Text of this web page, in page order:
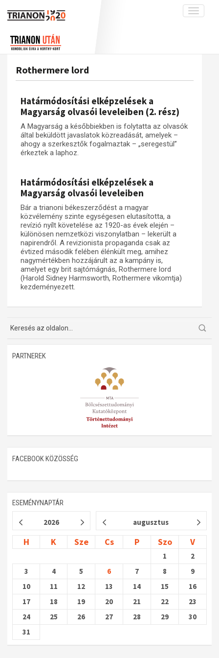
Toggle
interpretációk
A békerendszer megszilárdulása
Utókor és emlékezet
Galéria
Adatbázis
Emlékművek (feltöltés alatt)
Visszhang
Publikációk
Trianon-kommentár
A trianoni szerződés
Műhelymunkák
Rothermere lord
Határmódosítási elképzelések a
Magyarság olvasói leveleiben (2. rész)
A Magyarság a későbbiekben is folytatta az olvasók
által beküldött javaslatok közreadását, amelyek –
ahogy a szerkesztők fogalmaztak – „seregestül”
érkeztek a laphoz.
Határmódosítási elképzelések a
Magyarság olvasói leveleiben
Bár a trianoni békeszerződést a magyar
közvélemény szinte egységesen elutasította, a
revízió nyílt követelése az 1920-as évek elején –
különösen nemzetközi viszonylatban – lekerült a
napirendről. A revizionista propaganda csak az
évtized második felében élénkült meg, amihez
nagymértékben hozzájárult az a kampány is,
amelyet egy brit sajtómágnás, Rothermere lord
(Harold Sidney Harmsworth, Rothermere vikomtja)
kezdeményezett.
PARTNEREK
FACEBOOK KÖZÖSSÉG
ESEMÉNYNAPTÁR
2026 augusztus
H K Sze Cs P Szo V
1
2
3
4 5 6 7 8
9
10
11 12 13 14 15
16
17
18 19 20 21 22
23
24
25 26 27 28 29
30
31